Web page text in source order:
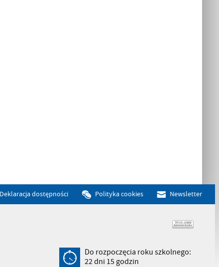
Deklaracja dostępności Polityka cookies Newsletter
Do rozpoczęcia roku szkolnego:
22dni 15 godzin